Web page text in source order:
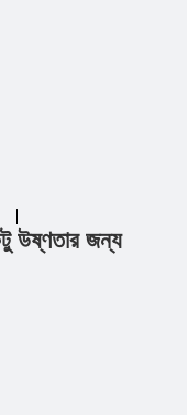
to cart
উষ্ণতার জন্য